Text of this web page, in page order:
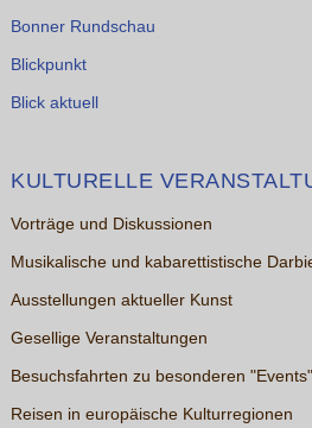
Bonner Rundschau
Blickpunkt
Blick aktuell
KULTURELLE
Vorträge und Diskussionen
Musikalische und kabarettistische
Ausstellungen aktueller Kunst
Gesellige Veranstaltungen
Besuchsfahrten zu besonderen "Events"
Reisen in europäische Kulturregionen